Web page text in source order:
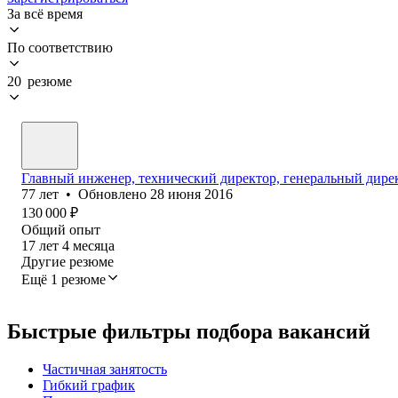
За всё время
По соответствию
20 резюме
Главный инженер, технический директор, генеральный
77 лет • Обновлено 28 июня 2016
130 000 ₽
Общий опыт
17 лет 4 месяца
Другие резюме
Ещё 1 резюме
Быстрые фильтры подбора вакансий
Частичная занятость
Гибкий график